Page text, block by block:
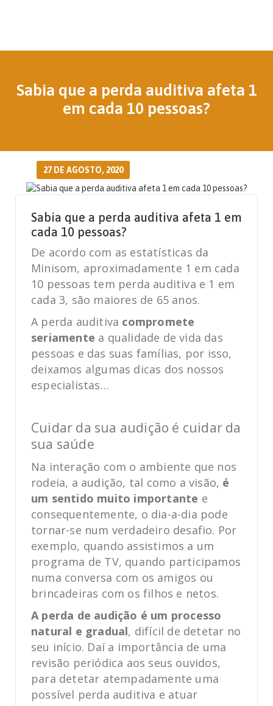
Sabia que a perda auditiva afeta 1
em cada 10 pessoas?
27 DE AGOSTO, 2020
Sabia que a perda auditiva afeta 1 em
cada 10 pessoas?
De acordo com as estatísticas da
Minisom, aproximadamente 1 em cada
10 pessoas tem perda auditiva e 1 em
cada 3, são maiores de 65 anos.
A perda auditiva compromete
seriamente a qualidade de vida das
pessoas e das suas famílias, por isso,
deixamos algumas dicas dos nossos
especialistas…
Cuidar da sua audição é cuidar da
sua saúde
Na interação com o ambiente que nos
rodeia, a audição, tal como a visão, é
um sentido muito importante e
consequentemente, o dia-a-dia pode
tornar-se num verdadeiro desafio. Por
exemplo, quando assistimos a um
programa de TV, quando participamos
numa conversa com os amigos ou
brincadeiras com os filhos e netos.
A perda de audição é um processo
natural e gradual, difícil de detetar no
seu início. Daí a importância de uma
revisão periódica aos seus ouvidos,
para detetar atempadamente uma
possível perda auditiva e atuar